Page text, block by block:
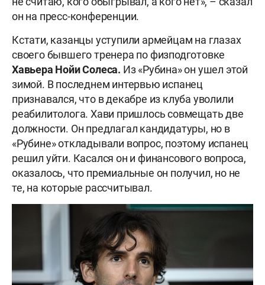
он на пресс-конференции.
Кстати, казанцы уступили армейцам на глазах
своего бывшего тренера по физподготовке
Хавьера Нойи Солеса. Из «Рубина» он ушел этой
зимой. В последнем интервью испанец
признавался, что в декабре из клуба уволили
реабилитолога. Хави пришлось совмещать две
должности. Он предлагал кандидатуры, но в
«Рубине» откладывали вопрос, поэтому испанец
решил уйти. Касался он и финансового вопроса,
оказалось, что премиальные он получил, но не
те, на которые рассчитывал.